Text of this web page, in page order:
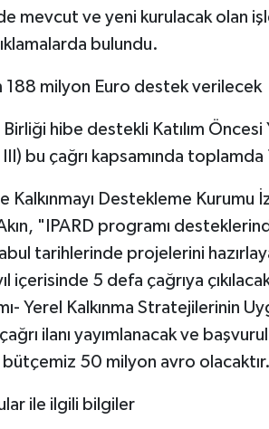
mevcut ve yeni kurulacak olan
bulundu.
188 milyon Euro destek verilecek
hibe destekli Katılım Öncesi
III) bu çağrı kapsamında
Kalkınmayı Destekleme
"IPARD programı
tarihlerinde projelerini
içerisinde 5 defa çağrıya
Yerel Kalkınma Stratejilerinin
ilanı yayımlanacak ve
50 milyon avro
ile ilgili bilgiler